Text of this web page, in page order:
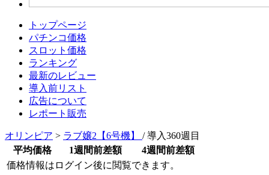
トップページ
パチンコ価格
スロット価格
ランキング
最新のレビュー
導入前リスト
広告について
レポート販売
オリンピア > ラブ嬢2【6号機】 / 導入360週目
平均価格
1週間前差額
4週間前差額
価格情報はログイン後に閲覧できます。